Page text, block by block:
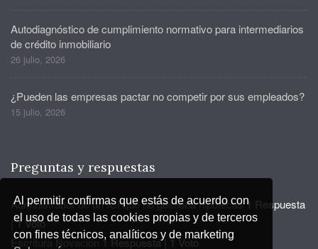
Al permitir confirmas que estás de acuerdo con
el uso de todas las cookies propias y de terceros
con fines técnicos, analíticos y de marketing
Autodiagnóstico de cumplimiento normativo para intermediarios
de crédito inmobiliario
26 julio, 2026
¿Pueden las empresas pactar no competir por sus empleados?
15 julio, 2026
Preguntas y respuestas
Administrador de un ICI que no gestiona hipotecas 1 Respuesta
|1 Voto
Escritura Novación1 Respuesta| 1 Voto